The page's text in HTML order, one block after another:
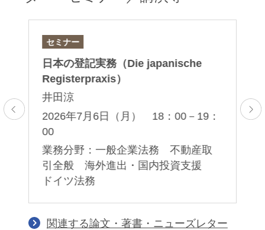
セミナー
日本の登記実務（Die japanische
Registerpraxis）
井田涼
2026年7月6日（月） 18：00－19：
00
業務分野：一般企業法務 不動産取
引全般 海外進出・国内投資支援
ドイツ法務
関連する論文・著書・ニューズレター